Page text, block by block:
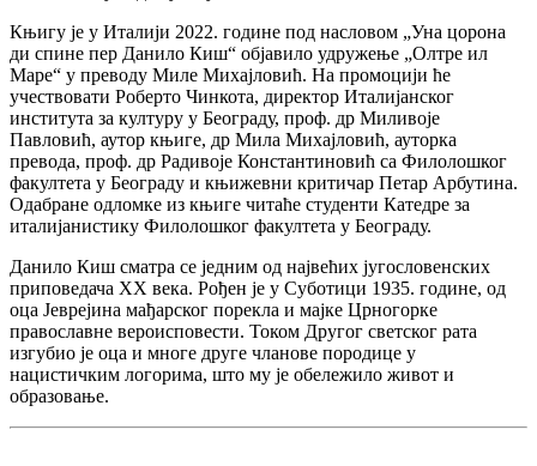
Књигу је у Италији 2022. године под насловом „Уна цорона
ди спине пер Данило Киш“ објавило удружење „Олтре ил
Маре“ у преводу Миле Михајловић. На промоцији ће
учествовати Роберто Чинкота, директор Италијанског
института за културу у Београду, проф. др Миливоје
Павловић, аутор књиге, др Мила Михајловић, ауторка
превода, проф. др Радивоје Константиновић са Филолошког
факултета у Београду и књижевни критичар Петар Арбутина.
Одабране одломке из књиге читаће студенти Катедре за
италијанистику Филолошког факултета у Београду.
Данило Киш сматра се једним од највећих југословенских
приповедача XX века. Рођен је у Суботици 1935. године, од
оца Јеврејина мађарског порекла и мајке Црногорке
православне вероисповести. Током Другог светског рата
изгубио је оца и многе друге чланове породице у
нацистичким логорима, што му је обележило живот и
образовање.